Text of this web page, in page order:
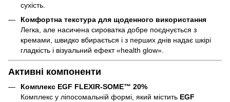
сухість.
Комфортна текстура для щоденного використання
Легка, але насичена сироватка добре поєднується з
кремами, швидко вбирається і з перших днів надає шкірі
гладкість і візуальний ефект «health glow».
Активні компоненти
Комплекс EGF FLEXIR-SOME™ 20%
Комплекс у ліпосомальній формі, який містить EGF